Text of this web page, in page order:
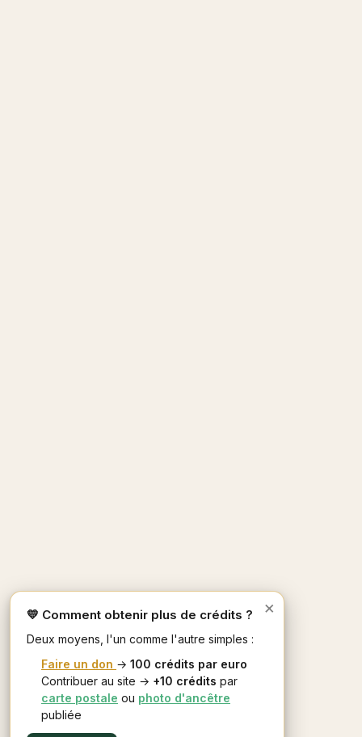
×
💛 Comment obtenir plus de crédits ?
Deux moyens, l'un comme l'autre simples :
Faire un don → 100 crédits par euro
Contribuer au site → +10 crédits par
carte postale ou photo d'ancêtre
publiée